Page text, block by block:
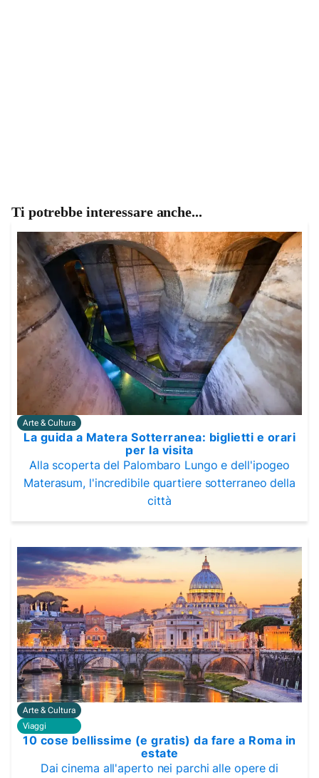
Ti potrebbe interessare anche...
Arte & Cultura
La guida a Matera Sotterranea: biglietti e orari
per la visita
Alla scoperta del Palombaro Lungo e dell'ipogeo
Materasum, l'incredibile quartiere sotterraneo della
città
Arte & Cultura
Viaggi
10 cose bellissime (e gratis) da fare a Roma in
estate
Dai cinema all'aperto nei parchi alle opere di